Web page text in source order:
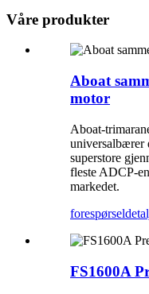
Våre produkter
Aboat
motor
Aboat-
universalbærer
superstore
fleste ADCP-
markedet.
forespørsel
FS1600A